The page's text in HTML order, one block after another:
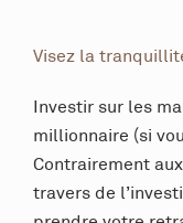
Visez la
Investir sur les
millionnaire (si
Contrairement
travers de